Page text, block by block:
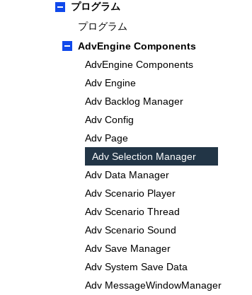
プログラム
プログラム
AdvEngine Components
AdvEngine Components
Adv Engine
Adv Backlog Manager
Adv Config
Adv Page
Adv Selection Manager
Adv Data Manager
Adv Scenario Player
Adv Scenario Thread
Adv Scenario Sound
Adv Save Manager
Adv System Save Data
Adv MessageWindowManager